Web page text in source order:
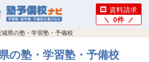
資料請求
0件
城県の塾・学習塾・予備校
の塾・学習塾・予備校